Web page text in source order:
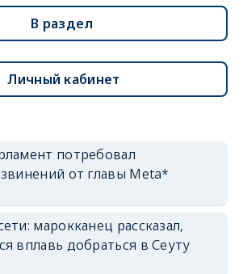
В раздел
Личный кабинет
потребовал
от главы Meta*
марокканец рассказал,
вплавь добраться в Сеуту